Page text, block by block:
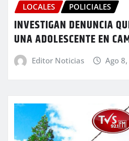
LOCALES POLICIALES
INVESTIGAN DENUNCIA
UNA ADOLESCENTE EN
Editor Noticias Ago